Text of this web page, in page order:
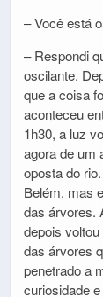
– Você está
– Respondi
oscilante.
que a coisa
aconteceu
1h30, a luz
agora de um
oposta do
Belém, mas
das árvores.
depois
das árvores
penetrado a
curiosidade